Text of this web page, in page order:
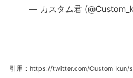
— カスタム君
引用：https://twitter.com/